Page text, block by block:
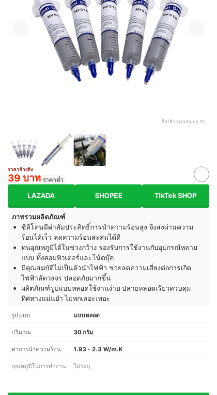
อ้างอิง:lazada.co.th
ราคาอ้างอิง
39 บาท ราคาต่ำ
LAZADA SHOPEE TikTok SHOP
ภาพรวมผลิตภัณฑ์
ซิลิโคนมีค่าสัมประสิทธิ์การนำความร้อนสูง จึงส่งผ่านความ
ร้อนได้เร็ว ลดความร้อนสะสมได้ดี
ทนอุณหภูมิได้ในช่วงกว้าง รองรับการใช้งานกับอุปกรณ์หลาย
แบบ ทั้งคอมพิวเตอร์และโน้ตบุ๊ค
มีคุณสมบัติไม่เป็นตัวนำไฟฟ้า ช่วยลดความเสี่ยงต่อการเกิด
ไฟฟ้าลัดวงจร ปลอดภัยมากขึ้น
ผลิตภัณฑ์รูปแบบหลอดใช้งานง่าย ปลายหลอดเรียวควบคุม
ทิศทางแม่นยำ ไม่หกเลอะเทอะ
รูปแบบ แบบหลอด
ปริมาณ 30 กรัม
ค่าการนำความร้อน 1.93 - 2.3 W/m.K
อุณหภูมิในการทำงาน ไม่ระบุ